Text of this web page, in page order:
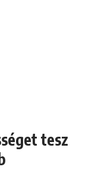
tesz